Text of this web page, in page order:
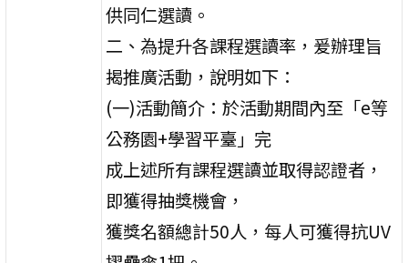
供同仁選讀。
二、為提升各課程選讀率，爰辦理旨
揭推廣活動，說明如下：
(一)活動簡介：於活動期間內至「e等
公務園+學習平臺」完
成上述所有課程選讀並取得認證者，
即獲得抽獎機會，
獲獎名額總計50人，每人可獲得抗UV